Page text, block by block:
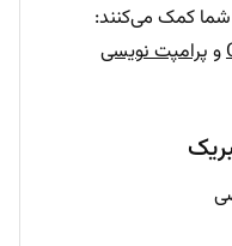
شما کمک می‌کنند:
و پرامپت نویسی